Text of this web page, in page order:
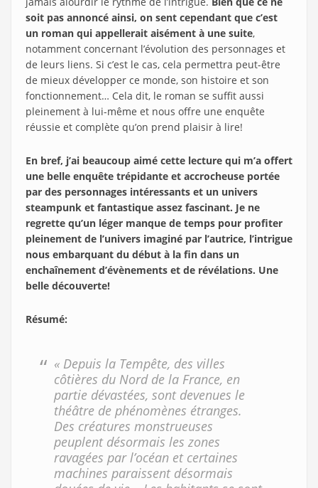
soit pas annoncé ainsi, on sent cependant que c’est
un roman qui appellerait aisément à une suite,
notamment concernant l’évolution des personnages et
de leurs liens. Si c’est le cas, cela permettra peut-être
de mieux développer ce monde, son histoire et son
fonctionnement… Cela dit, le roman se suffit aussi
pleinement à lui-même et nous offre une enquête
réussie et complète qu’on prend plaisir à lire!
En bref, j’ai beaucoup aimé cette lecture qui m’a offert
une belle enquête trépidante et accrocheuse portée
par des personnages intéressants et un univers
steampunk et fantastique assez fascinant. Je ne
regrette qu’un léger manque de temps pour profiter
pleinement de l’univers imaginé par l’autrice, l’intrigue
nous embarquant du début à la fin dans un
enchaînement d’évènements et de révélations. Une
belle découverte!
Résumé:
« Depuis la Tempête, des villes
côtières du Nord de la France, en
partie dévastées, sont devenues le
théâtre de phénomènes étranges.
Des créatures monstrueuses
peuplent désormais les zones
ravagées par l’océan et certaines
machines paraissent désormais